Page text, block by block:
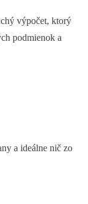
výpočet, ktorý
podmienok a
a ideálne nič zo